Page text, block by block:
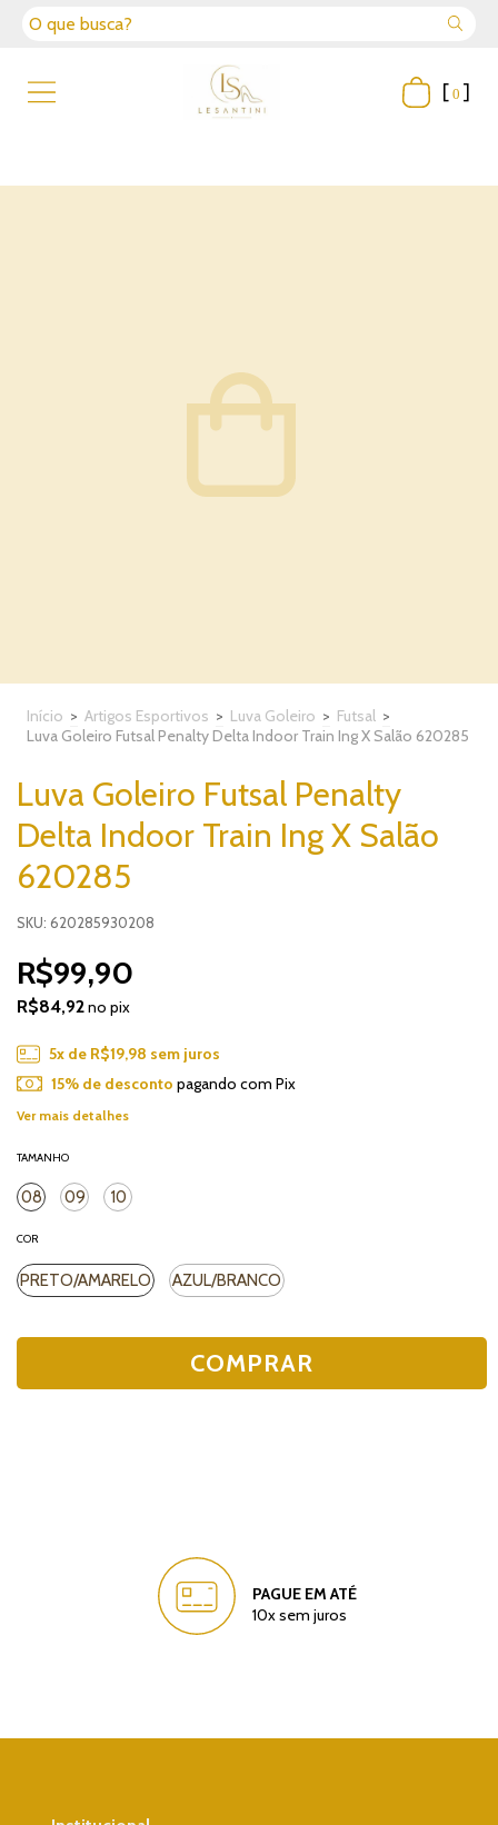
[ 0 ]
Início > Artigos Esportivos > Luva Goleiro > Futsal >
Luva Goleiro Futsal Penalty Delta Indoor Train Ing X Salão 620285
Luva Goleiro Futsal Penalty
Delta Indoor Train Ing X Salão
620285
SKU: 620285930208
R$99,90
R$84,92no pix
5x de R$19,98 sem juros
15% de desconto pagando com Pix
Ver mais detalhes
COR
PRETO/AMARELO AZUL/BRANCO
TAMANHO
08 09 10
PAGUE EM ATÉ
10x sem juros